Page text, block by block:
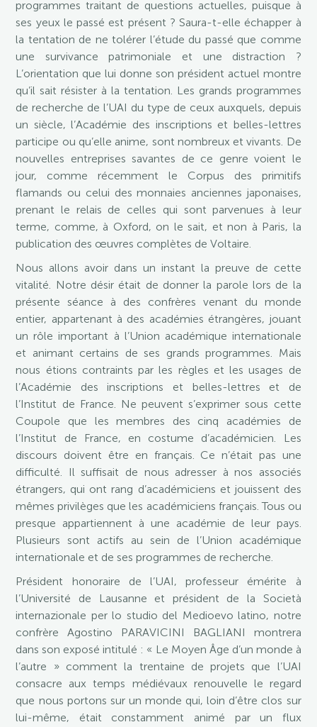
programmes traitant de questions actuelles, puisque à
ses yeux le passé est présent ? Saura-t-elle échapper à
la tentation de ne tolérer l’étude du passé que comme
une survivance patrimoniale et une distraction ?
L’orientation que lui donne son président actuel montre
qu’il sait résister à la tentation. Les grands programmes
de recherche de l’UAI du type de ceux auxquels, depuis
un siècle, l’Académie des inscriptions et belles-lettres
participe ou qu’elle anime, sont nombreux et vivants. De
nouvelles entreprises savantes de ce genre voient le
jour, comme récemment le Corpus des primitifs
flamands ou celui des monnaies anciennes japonaises,
prenant le relais de celles qui sont parvenues à leur
terme, comme, à Oxford, on le sait, et non à Paris, la
publication des œuvres complètes de Voltaire.
Nous allons avoir dans un instant la preuve de cette
vitalité. Notre désir était de donner la parole lors de la
présente séance à des confrères venant du monde
entier, appartenant à des académies étrangères, jouant
un rôle important à l’Union académique internationale
et animant certains de ses grands programmes. Mais
nous étions contraints par les règles et les usages de
l’Académie des inscriptions et belles-lettres et de
l’Institut de France. Ne peuvent s’exprimer sous cette
Coupole que les membres des cinq académies de
l’Institut de France, en costume d’académicien. Les
discours doivent être en français. Ce n’était pas une
difficulté. Il suffisait de nous adresser à nos associés
étrangers, qui ont rang d’académiciens et jouissent des
mêmes privilèges que les académiciens français. Tous ou
presque appartiennent à une académie de leur pays.
Plusieurs sont actifs au sein de l’Union académique
internationale et de ses programmes de recherche.
Président honoraire de l’UAI, professeur émérite à
l’Université de Lausanne et président de la Società
internazionale per lo studio del Medioevo latino, notre
confrère Agostino PARAVICINI BAGLIANI montrera
dans son exposé intitulé : « Le Moyen Âge d’un monde à
l’autre » comment la trentaine de projets que l’UAI
consacre aux temps médiévaux renouvelle le regard
que nous portons sur un monde qui, loin d’être clos sur
lui-même, était constamment animé par un flux